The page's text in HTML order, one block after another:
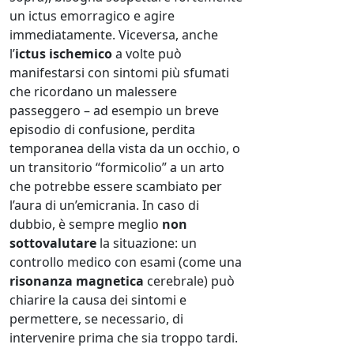
un ictus emorragico e agire
immediatamente. Viceversa, anche
l’ictus ischemicoa volte può
manifestarsi con sintomi più sfumati
che ricordano un malessere
passeggero – ad esempio un breve
episodio di confusione, perdita
temporanea della vista da un occhio, o
un transitorio “formicolio” a un arto
che potrebbe essere scambiato per
l’aura di un’emicrania. In caso di
dubbio, è sempre meglio non
sottovalutare la situazione: un
controllo medico con esami (come una
risonanza magnetica cerebrale) può
chiarire la causa dei sintomi e
permettere, se necessario, di
intervenire prima che sia troppo tardi.